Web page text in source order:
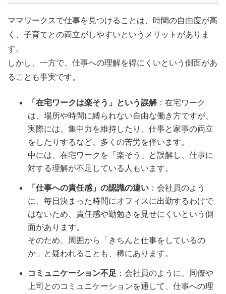
ママワークスで仕事を見つけることは、時間の自由度が高
く、子育てとの両立がしやすいというメリットがありま
す。
しかし、一方で、仕事への理解を得にくいという側面があ
ることも事実です。
「在宅ワークは楽そう」という誤解：在宅ワーク
は、場所や時間に縛られない自由な働き方ですが、
実際には、集中力を維持したり、仕事と家事の両立
をしたりするなど、多くの苦労を伴います。
中には、在宅ワークを「楽そう」と誤解し、仕事に
対する理解が不足している人もいます。
「仕事への責任感」の認識の違い ：会社員のよう
に、毎日決まった時間にオフィスに出勤するわけで
はないため、責任感や勤勉さを見せにくいという側
面があります。
そのため、周囲から「きちんと仕事をしているの
か」と疑われることも、稀にあります。
コミュニケーション不足 ：会社員のように、同僚や
上司とのコミュニケーションを通して、仕事への理